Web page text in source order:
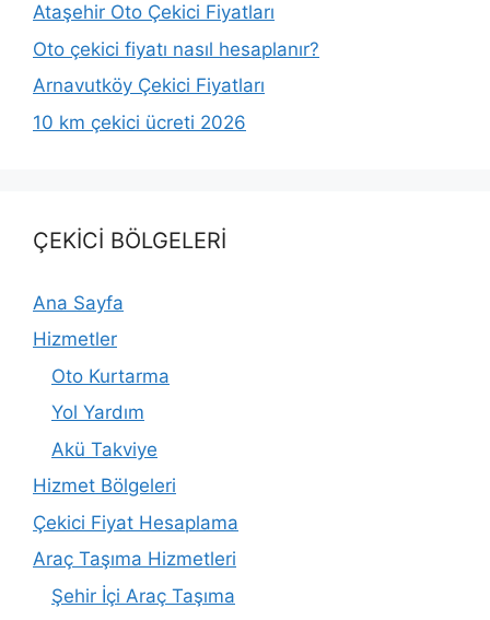
Ataşehir Oto Çekici Fiyatları
Oto çekici fiyatı nasıl hesaplanır?
Arnavutköy Çekici Fiyatları
10 km çekici ücreti 2026
ÇEKİCİ BÖLGELERİ
Ana Sayfa
Hizmetler
Oto Kurtarma
Yol Yardım
Akü Takviye
Hizmet Bölgeleri
Çekici Fiyat Hesaplama
Araç Taşıma Hizmetleri
Şehir İçi Araç Taşıma